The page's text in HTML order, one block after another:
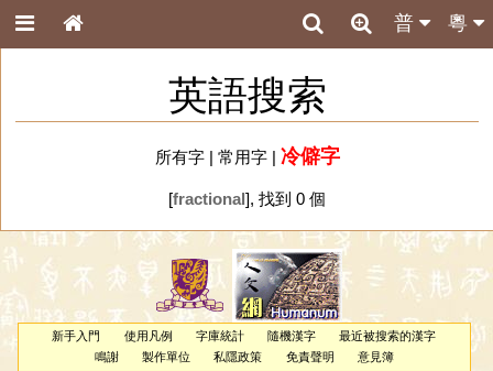
粵
普
英語搜索
所有字| 常用字| 冷僻字
[fractional], 找到 0 個
新手入門 使用凡例 字庫統計 隨機漢字
最近被搜索的漢字
鳴謝
製作單位 私隱政策 免責聲明 意見簿